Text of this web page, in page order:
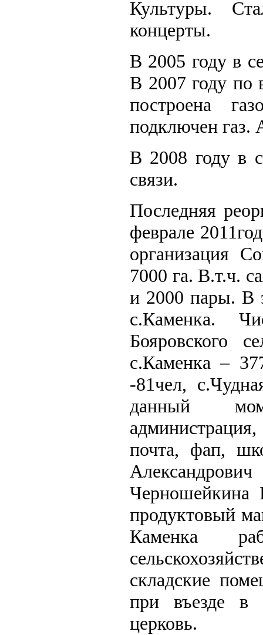
Культуры.
концерты.
В 2005 году в
В 2007 году по
построена
подключен газ.
В 2008 году в
связи.
Последняя
феврале
организация
7000 га. В.т.ч.
и 2000 пары. В
с.Каменка.
Бояровского
с.Каменка –
-81чел,
данный
почта, фап,
Черношейкина
продуктовый
Каменка
складские
при въезде в
церковь.